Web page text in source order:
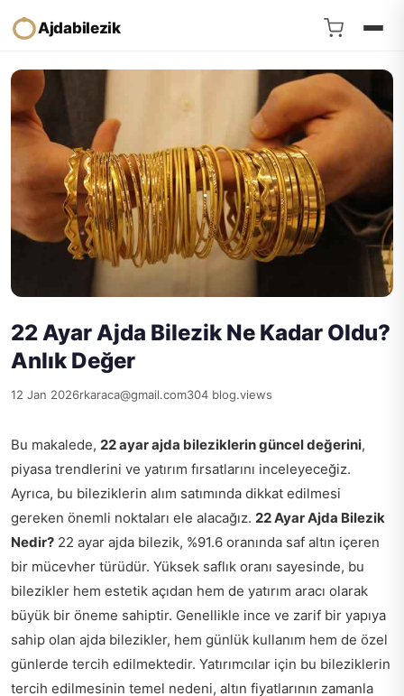
Ajdabilezik
22 Ayar Ajda Bilezik Ne Kadar Oldu?
Anlık Değer
12 Jan 2026rkaraca@gmail.com304 blog.views
Bu makalede, 22 ayar ajda bileziklerin güncel değerini,
piyasa trendlerini ve yatırım fırsatlarını inceleyeceğiz.
Ayrıca, bu bileziklerin alım satımında dikkat edilmesi
gereken önemli noktaları ele alacağız. 22 Ayar Ajda Bilezik
Nedir? 22 ayar ajda bilezik, %91.6 oranında saf altın içeren
bir mücevher türüdür. Yüksek saflık oranı sayesinde, bu
bilezikler hem estetik açıdan hem de yatırım aracı olarak
büyük bir öneme sahiptir. Genellikle ince ve zarif bir yapıya
sahip olan ajda bilezikler, hem günlük kullanım hem de özel
günlerde tercih edilmektedir. Yatırımcılar için bu bileziklerin
tercih edilmesinin temel nedeni, altın fiyatlarının zamanla